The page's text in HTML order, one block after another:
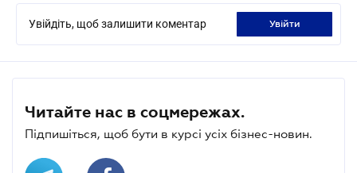
Увійдіть, щоб залишити коментар увійти
Читайте нас в соцмережах.
Підпишіться, щоб бути в курсі усіх бізнес-новин.